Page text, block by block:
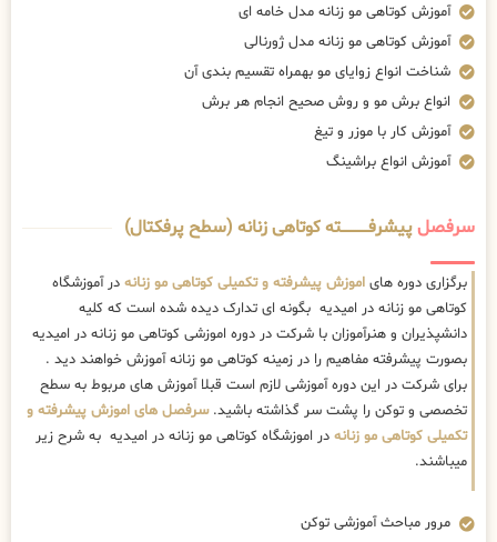
آموزش کوتاهی مو زنانه مدل خامه ای
آموزش کوتاهی مو زنانه مدل ژورنالی
شناخت انواع زوایای مو بهمراه تقسیم بندی آن
انواع برش مو و روش صحیح انجام هر برش
آموزش کار با موزر و تیغ
آموزش انواع براشینگ
سرفصلپیشرفــــــــــــته کوتاهی زنانه (سطح پرفکتال)
برگزاری دوره های اموزش پیشرفته و تکمیلی کوتاهی مو زنانه در آموزشگاه
کوتاهی مو زنانه در امیدیه بگونه ای تدارک دیده شده است که کلیه
دانشپذیران و هنرآموزان با شرکت در دوره اموزشی کوتاهی مو زنانه در امیدیه
بصورت پیشرفته مفاهیم را در زمینه کوتاهی مو زنانه آموزش خواهند دید .
برای شرکت در این دوره آموزشی لازم است قبلا آموزش های مربوط به سطح
تخصصی و توکن را پشت سر گذاشته باشید.سرفصل های اموزش پیشرفته و
تکمیلی کوتاهی مو زنانه در اموزشگاه کوتاهی مو زنانه در امیدیه به شرح زیر
میباشند.
مرور مباحث آموزشی توکن